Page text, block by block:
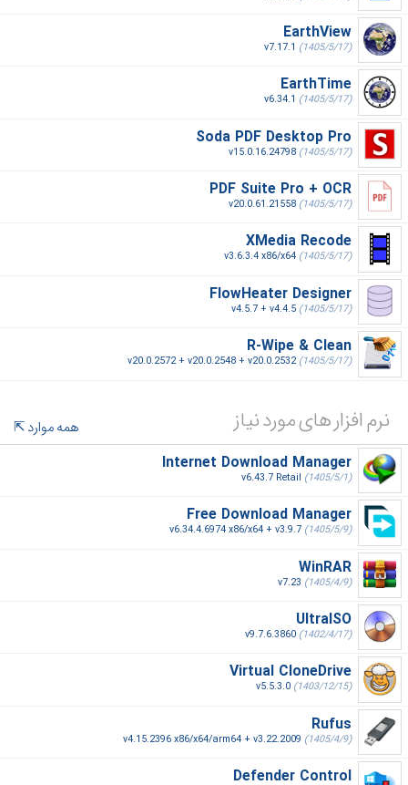
EarthView
v7.17.1 (1405/5/17)
EarthTime
v6.34.1 (1405/5/17)
Soda PDF Desktop Pro
v15.0.16.24798 (1405/5/17)
PDF Suite Pro + OCR
v20.0.61.21558 (1405/5/17)
XMedia Recode
v3.6.3.4 x86/x64 (1405/5/17)
FlowHeater Designer
v4.5.7 + v4.4.5 (1405/5/17)
R-Wipe & Clean
v20.0.2572 + v20.0.2548 + v20.0.2532(1405/5/17)
نرم افزار های مورد نیاز
همه موارد
Internet Download Manager
v6.43.7 Retail (1405/5/1)
Free Download Manager
v6.34.4.6974 x86/x64 + v3.9.7 (1405/5/9)
WinRAR
v7.23 (1405/4/9)
UltraISO
v9.7.6.3860 (1402/4/17)
Virtual CloneDrive
v5.5.3.0 (1403/12/15)
Rufus
v4.15.2396 x86/x64/arm64 + v3.22.2009 (1405/4/9)
Defender Control